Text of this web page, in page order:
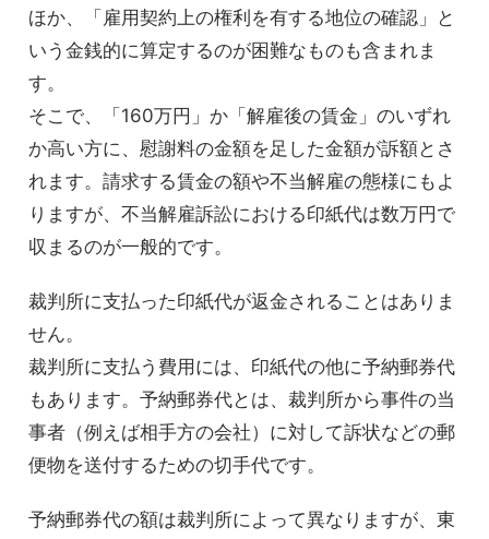
ほか、「雇用契約上の権利を有する地位の確認」と
いう金銭的に算定するのが困難なものも含まれま
す。
そこで、「160万円」か「解雇後の賃金」のいずれ
か高い方に、慰謝料の金額を足した金額が訴額とさ
れます。請求する賃金の額や不当解雇の態様にもよ
りますが、不当解雇訴訟における印紙代は数万円で
収まるのが一般的です。
裁判所に支払った印紙代が返金されることはありま
せん。
裁判所に支払う費用には、印紙代の他に予納郵券代
もあります。予納郵券代とは、裁判所から事件の当
事者（例えば相手方の会社）に対して訴状などの郵
便物を送付するための切手代です。
予納郵券代の額は裁判所によって異なりますが、東